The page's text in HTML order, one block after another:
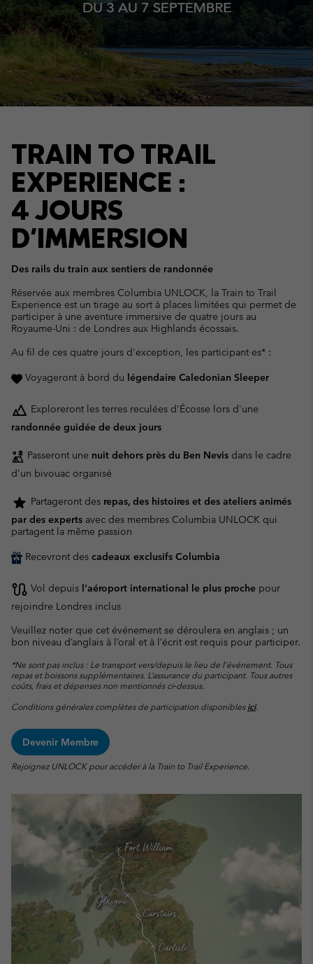
TRAIN TO TRAIL
EXPERIENCE :
4 JOURS
D'IMMERSION
Des rails du train aux sentiers de randonnée
Réservée aux membres Columbia UNLOCK, la Train to Trail
Experience est un tirage au sort à places limitées qui permet de
participer à une aventure immersive de quatre jours au
Royaume-Uni : de Londres aux Highlands écossais.
Au fil de ces quatre jours d'exception, les participant·es* :
Voyageront à bord du légendaire Caledonian Sleeper
Exploreront les terres reculées d'Écosse lors d'une
randonnée guidée de deux jours
Passeront une nuit dehors près du Ben Nevis dans le cadre
d'un bivouac organisé
Partageront des repas, des histoires et des ateliers animés
par des experts avec des membres Columbia UNLOCK qui
partagent la même passion
Recevront des cadeaux exclusifs Columbia
Vol depuis l'aéroport international le plus proche pour
rejoindre Londres inclus
Veuillez noter que cet événement se déroulera en anglais ; un
bon niveau d’anglais à l’oral et à l’écrit est requis pour participer.
*Ne sont pas inclus : Le transport vers/depuis le lieu de l’événement. Tous
repas et boissons supplémentaires. L’assurance du participant. Tous autres
coûts, frais et dépenses non mentionnés ci‑dessus.
Conditions générales complètes de participation disponiblesici.
Devenir Membre
Rejoignez UNLOCK pour accéder à la Train to Trail Experience.